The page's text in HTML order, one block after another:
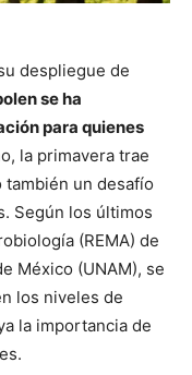
despliegue de
se ha
para quienes
la primavera trae
un desafío
Según los últimos
(REMA) de
México (UNAM), se
los niveles de
la importancia de